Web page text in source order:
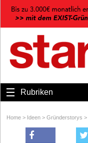
Rubriken
Home > Ideen > Gründerstorys >